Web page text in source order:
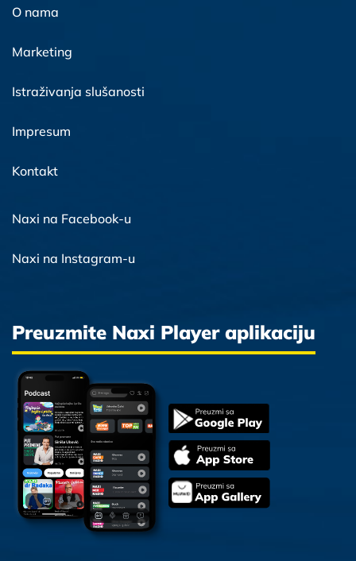
O nama
Marketing
Istraživanja slušanosti
Impresum
Kontakt
Naxi na Facebook-u
Naxi na Instagram-u
Preuzmite Naxi Player aplikaciju